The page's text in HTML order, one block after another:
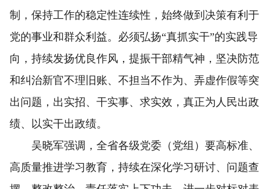
制，保持工作的稳定性连续性，始终做到决策有利于
党的事业和群众利益。必须弘扬“真抓实干”的实践导
向，持续发扬优良作风，提振干部精气神，坚决防范
和纠治新官不理旧账、不担当不作为、弄虚作假等突
出问题，出实招、干实事、求实效，真正为人民出政
绩、以实干出政绩。
吴晓军强调，全省各级党委（党组）要高标准、
高质量推进学习教育，持续在深化学习研讨、问题查